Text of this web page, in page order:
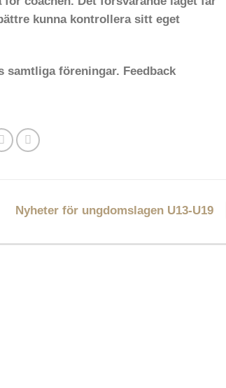
kunna kontrollera sitt eget
föreningar. Feedback
Nyheter för ungdomslagen U13-U19